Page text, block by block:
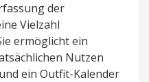
der
Vielzahl
ermöglicht ein
Nutzen
ein Outfit-Kalender